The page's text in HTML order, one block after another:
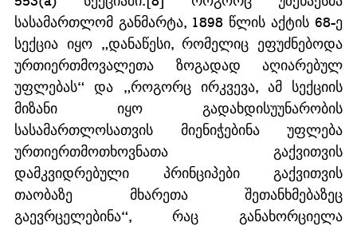
სასამართლომ განმარტა, 1898 წლის აქტის 68-ე
სექცია იყო „დანაწესი, რომელიც ეფუძნებოდა
ურთიერთმოვალეთა ზოგადად აღიარებულ
უფლებას“ და „როგორც ირკვევა, ამ სექციის
მიზანი იყო გადახდისუუნარობის
სასამართლოსათვის მიენიჭებინა უფლება
ურთიერთმოთხოვნათა გაქვითვის
დამკვიდრებული პრინციპები გაქვითვის
თაობაზე მხარეთა შეთანხმებაზეც
გაევრცელებინა“, რაც განახორციელა